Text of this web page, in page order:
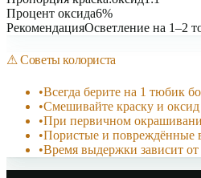
Процент оксида6%
РекомендацияОсветление на 1–2
⚠Советы колориста
•Всегда берите на 1 тюбик
•Смешивайте краску и
•При первичном
•Пористые и повреждённые
•Время выдержки зависит